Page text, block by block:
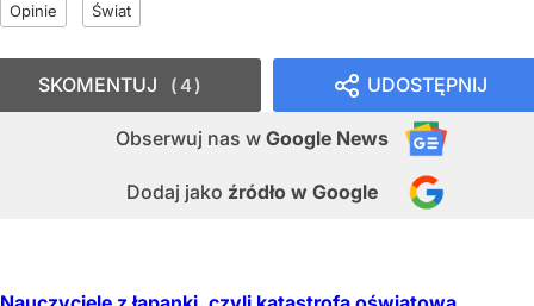
Opinie Świat
UDOSTĘPNIJ
Obserwuj nas w Google News
Dodaj jako źródło w Google
SKOMENTUJ 4